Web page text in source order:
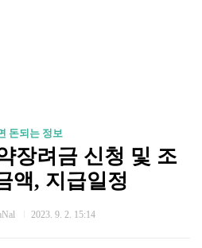
돈되는 정보
장려금 신청 및 조
액, 지급일정
2023. 9. 2. 15:14